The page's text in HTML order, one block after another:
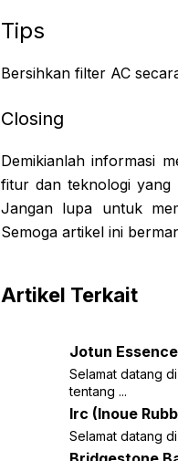
Tips
Bersihkan filter AC
Closing
Demikianlah informasi
fitur dan teknologi yang
Jangan lupa untuk
Semoga artikel ini
Artikel Terkait
Jotun
Selamat datang
tentang ...
Irc (Inoue
Selamat datang